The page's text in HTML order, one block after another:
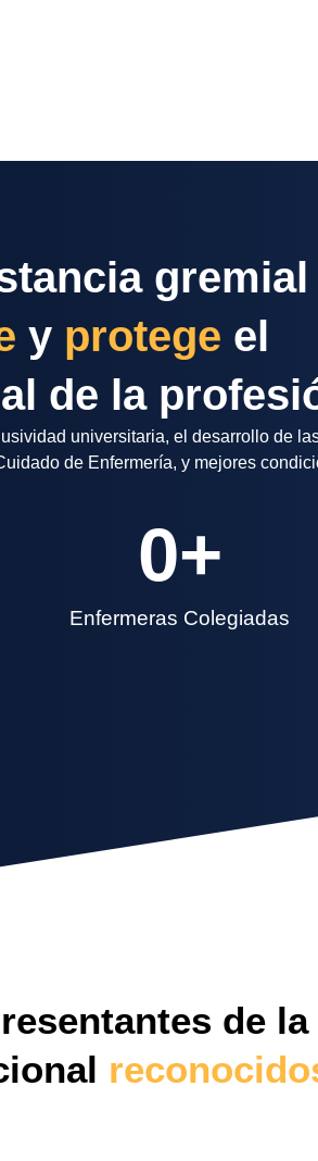
gremial
y protege el
de la
universitaria, el desarrollo de
de Enfermería, y mejores
Enfermeras Colegiadas
0+
de la